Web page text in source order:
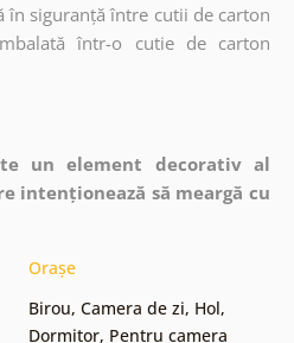
în siguranță între cutii de carton
într-o cutie de carton
un element decorativ al
intenționează să meargă cu
Orașe
Birou, Camera de zi, Hol,
Dormitor, Pentru camera